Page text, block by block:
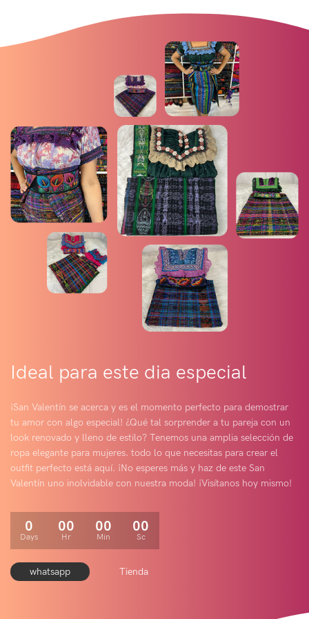
Ideal para este dia especial
¡San Valentín se acerca y es el momento perfecto para demostrar
tu amor con algo especial! ¿Qué tal sorprender a tu pareja con un
look renovado y lleno de estilo? Tenemos una amplia selección de
ropa elegante para mujeres. todo lo que necesitas para crear el
outfit perfecto está aquí. ¡No esperes más y haz de este San
Valentín uno inolvidable con nuestra moda! ¡Visítanos hoy mismo!
0
Days
00
Hr
00
Min
00
Sc
whatsapp Tienda